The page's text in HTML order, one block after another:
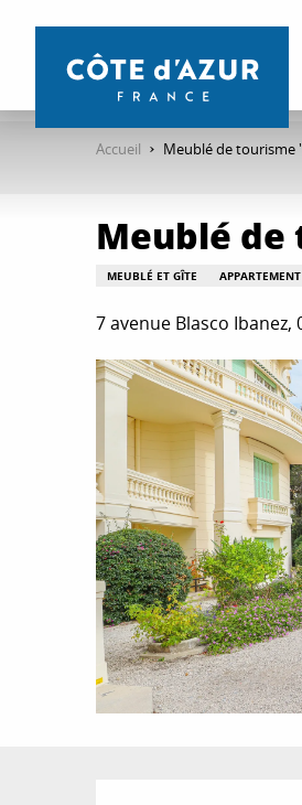
contenu
Accueil Meublé de tourisme
Meublé de
MEUBLÉ ET GÎTE APPARTEMENT
7 avenue Blasco Ibanez,